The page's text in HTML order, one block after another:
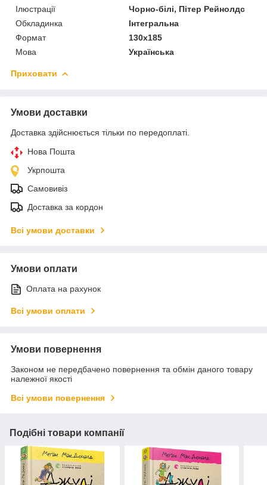
Ілюстрації
Чорно-білі, Пітер Рейнолдс
Обкладинка
Інтегральна
Формат
130х185
Мова
Українська
Приховати
Умови доставки
Доставка здійснюється тільки по передоплаті.
Нова Пошта
Укрпошта
Самовивіз
Доставка за кордон
Всі умови доставки
Умови оплати
Оплата на рахунок
Всі умови оплати
Умови повернення
Законом не передбачено повернення та обмін даного товару
належної якості
Всі умови повернення
Подібні товари компанії